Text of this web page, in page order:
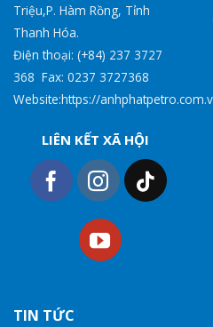
Triệu,P. Hàm Rồng, Tỉnh
Thanh Hóa.
Điện thoại: (+84) 237 3727
368 Fax: 0237 3727368
Website:https://
LIÊN KẾT XÃ HỘI
TIN TỨC